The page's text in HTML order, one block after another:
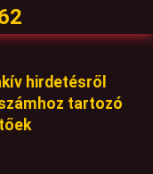
hirdetésről
tartozó